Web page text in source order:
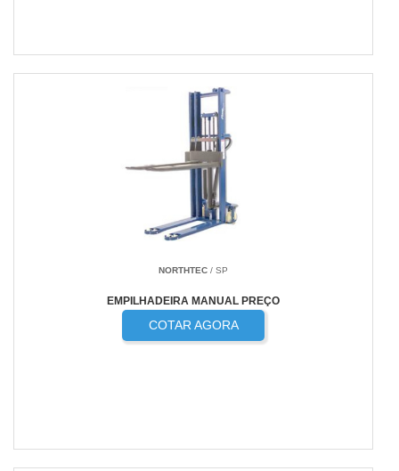
NORTHTEC / SP
EMPILHADEIRA MANUAL PREÇO
COTAR AGORA